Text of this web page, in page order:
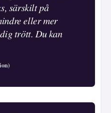
särskilt på
eller mer
trött. Du kan